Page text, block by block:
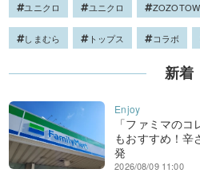
ユニクロ ユニクロ
しまむら トップス コラボ
新着
「ファミマの
もおすすめ！辛
発
2026/08/09 11:00